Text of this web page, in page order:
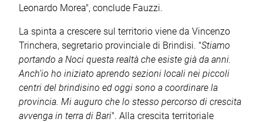
Leonardo Morea", conclude Fauzzi.
La spinta a crescere sul territorio viene da Vincenzo
Trinchera, segretario provinciale di Brindisi. "Stiamo
portando a Noci questa realtà che esiste già da anni.
Anch’io ho iniziato aprendo sezioni locali nei piccoli
centri del brindisino ed oggi sono a coordinare la
provincia. Mi auguro che lo stesso percorso di crescita
avvenga in terra di Bari". Alla crescita territoriale